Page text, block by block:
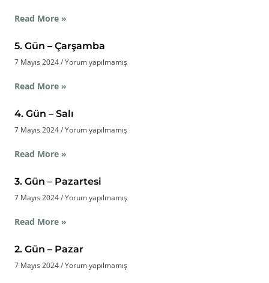
Read More »
5. Gün – Çarşamba
7 Mayıs 2024 Yorum yapılmamış
Read More »
4. Gün – Salı
7 Mayıs 2024 Yorum yapılmamış
Read More »
3. Gün – Pazartesi
7 Mayıs 2024 Yorum yapılmamış
Read More »
2. Gün – Pazar
7 Mayıs 2024 Yorum yapılmamış